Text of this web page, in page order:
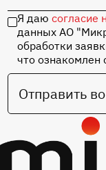
Перейти в
Я даюсогласие
данных АО
обработки
что ознакомлен
Отправить